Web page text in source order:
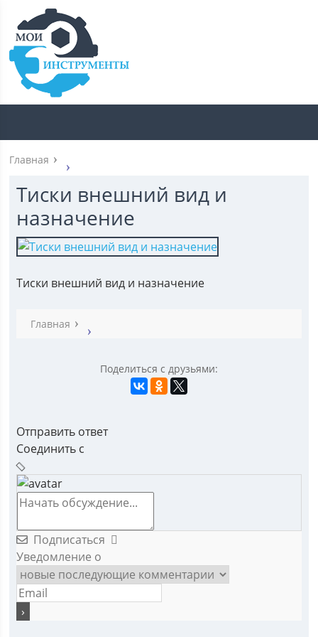
Главная
Тиски внешний вид и
назначение
Тиски внешний вид и назначение
Главная
Поделиться с друзьями:
Отправить ответ
Соединить с
Подписаться
Уведомление о